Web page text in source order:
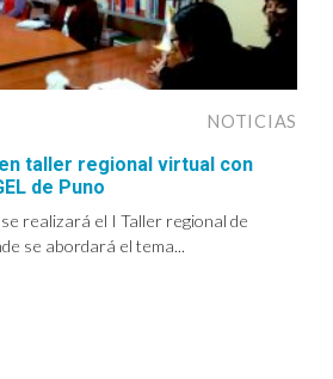
NOTICIAS
en taller regional virtual con
de Puno
realizará el I Taller regional de
se abordará el tema...